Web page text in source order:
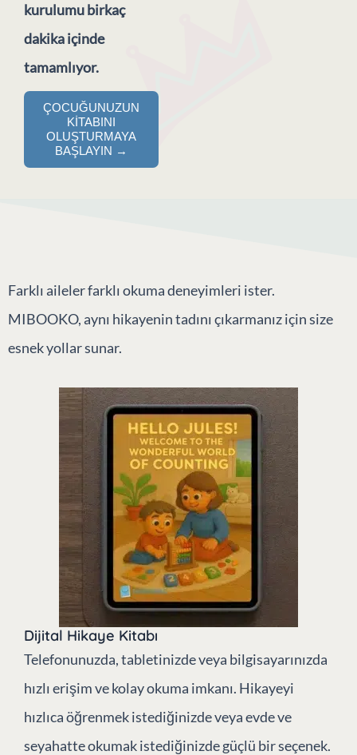
kurulumu birkaç
dakika içinde
tamamlıyor.
ÇOCUĞUNUZUN
KITABINI
OLUŞTURMAYA
BAŞLAYIN →
Farklı aileler farklı okuma deneyimleri ister.
MIBOOKO, aynı hikayenin tadını çıkarmanız için size
esnek yollar sunar.
Dijital Hikaye Kitabı
Telefonunuzda, tabletinizde veya bilgisayarınızda
hızlı erişim ve kolay okuma imkanı. Hikayeyi
hızlıca öğrenmek istediğinizde veya evde ve
seyahatte okumak istediğinizde güçlü bir seçenek.